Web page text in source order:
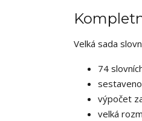
Velká sada
74
výpočet
velká